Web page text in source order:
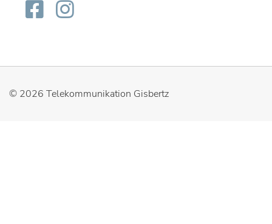
© 2026 Telekommunikation Gisbertz